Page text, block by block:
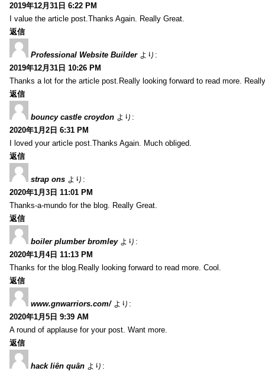
2019年12月31日 6:22 PM
I value the article post.Thanks Again. Really Great.
返信
Professional Website Builder より:
2019年12月31日 10:26 PM
Thanks a lot for the article post.Really looking forward to read more.
返信
bouncy castle croydon より:
2020年1月2日 6:31 PM
I loved your article post.Thanks Again. Much obliged.
返信
strap ons より:
2020年1月3日 11:01 PM
Thanks-a-mundo for the blog. Really Great.
返信
boiler plumber bromley より:
2020年1月4日 11:13 PM
Thanks for the blog.Really looking forward to read more. Cool.
返信
www.gnwarriors.com/ より:
2020年1月5日 9:39 AM
A round of applause for your post. Want more.
返信
hack liên quân より: